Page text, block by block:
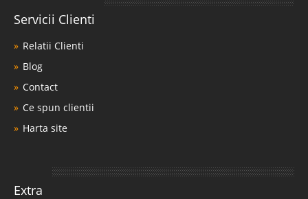
Servicii Clienti
Relatii Clienti
Blog
Contact
Ce spun clientii
Harta site
Extra